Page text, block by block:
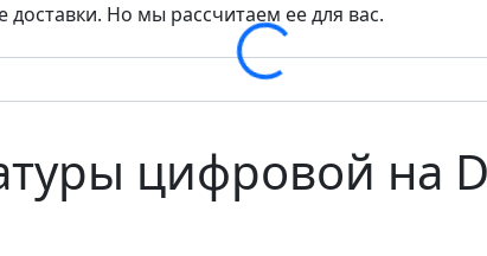
Но мы рассчитаем ее для вас.
Loading...
цифровой на